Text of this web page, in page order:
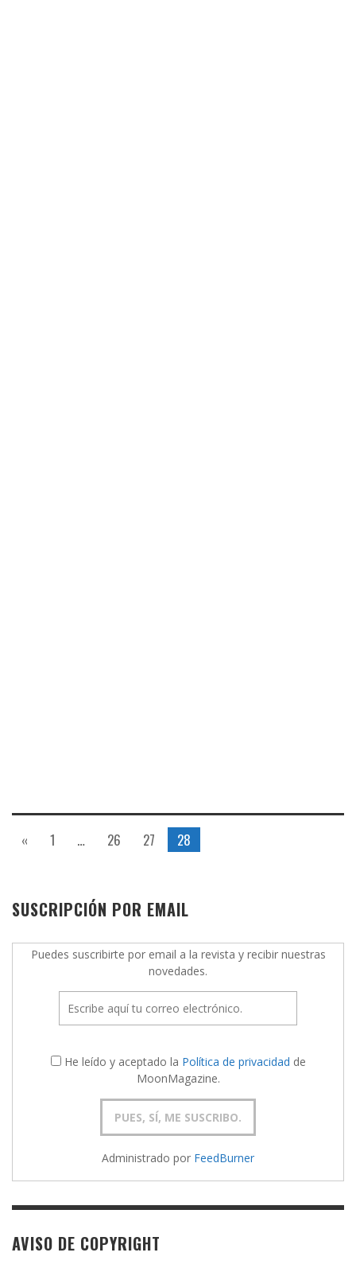
« 1 … 26 27 28
SUSCRIPCIÓN POR EMAIL
Puedes suscribirte por email a la revista y recibir nuestras
novedades.
He leído y aceptado la Política de privacidad de
MoonMagazine.
Administrado por FeedBurner
AVISO DE COPYRIGHT